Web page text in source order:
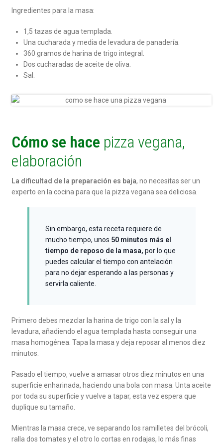
Ingredientes para la masa:
1,5 tazas de agua templada.
Una cucharada y media de levadura de panadería.
360 gramos de harina de trigo integral.
Dos cucharadas de aceite de oliva.
Sal.
Cómo se hace pizza vegana,
elaboración
La dificultad de la preparación es baja, no necesitas ser un
experto en la cocina para que la pizza vegana sea deliciosa.
Sin embargo, esta receta requiere de
mucho tiempo, unos 50 minutos más el
tiempo de reposo de la masa, por lo que
puedes calcular el tiempo con antelación
para no dejar esperando a las personas y
servirla caliente.
Primero debes mezclar la harina de trigo con la sal y la
levadura, añadiendo el agua templada hasta conseguir una
masa homogénea. Tapa la masa y deja reposar al menos diez
minutos.
Pasado el tiempo, vuelve a amasar otros diez minutos en una
superficie enharinada, haciendo una bola con masa. Unta aceite
por toda su superficie y vuelve a tapar, esta vez espera que
duplique su tamaño.
Mientras la masa crece, ve separando los ramilletes del brócoli,
ralla dos tomates y el otro lo cortas en rodajas, lo más finas